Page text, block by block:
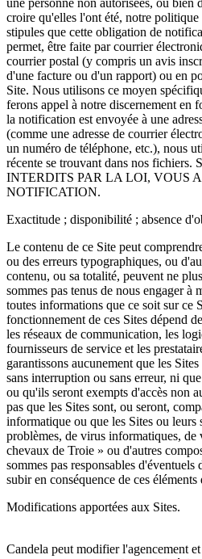
une personne non autorisées, ou bien
croire qu'elles l'ont été, notre
stipules que cette obligation de
permet, être faite par courrier
courrier postal (y compris un avis
d'une facture ou d'un rapport) ou en
Site. Nous utilisons ce moyen
ferons appel à notre discernement en
la notification est envoyée à une
(comme une adresse de courrier
un numéro de téléphone, etc.), nous
récente se trouvant dans nos
INTERDITS PAR LA LOI, VOUS
NOTIFICATION.
Exactitude ; disponibilité ; absence
Le contenu de ce Site peut
ou des erreurs typographiques, ou
contenu, ou sa totalité, peuvent ne
sommes pas tenus de nous engager à
toutes informations que ce soit sur ce
fonctionnement de ces Sites dépend
les réseaux de communication, les
fournisseurs de service et les
garantissons aucunement que les
sans interruption ou sans erreur, ni
ou qu'ils seront exempts d'accès non
pas que les Sites sont, ou seront,
informatique ou que les Sites ou leurs
problèmes, de virus informatiques, de
chevaux de Troie » ou d'autres
sommes pas responsables
subir en conséquence de ces éléments
Modifications apportées aux Sites.
Candela peut modifier l'agencement